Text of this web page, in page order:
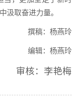
汲取奋进力量。
撰稿：杨燕玲
编辑：杨燕玲
审核：李艳梅